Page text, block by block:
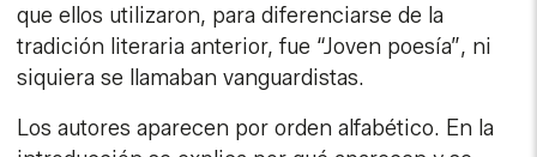
que ellos utilizaron, para diferenciarse de la
tradición literaria anterior, fue “Joven poesía”, ni
siquiera se llamaban vanguardistas.
Los autores aparecen por orden alfabético. En la